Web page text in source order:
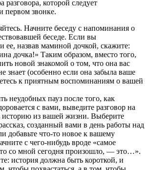
разговора, которой следует
первом звонке.
Начните беседу с напоминания о
беседе. Если вы
ее, назвав маминой дочкой, скажите:
дочка!» Таким образом, вместо того,
новой знакомой о том, что она вас
знает (особенно если она забыла ваше
к приятным воспоминаниям о вашей
неудобных пауз после того, как
с вами, выведите разговор на
историю из вашей жизни. Выберите
созданный вами в день работы над
добавьте что-то новое к вашему
с чего-нибудь вроде «самое
со мной сегодня произошло, — это…».
история должна быть короткой, и